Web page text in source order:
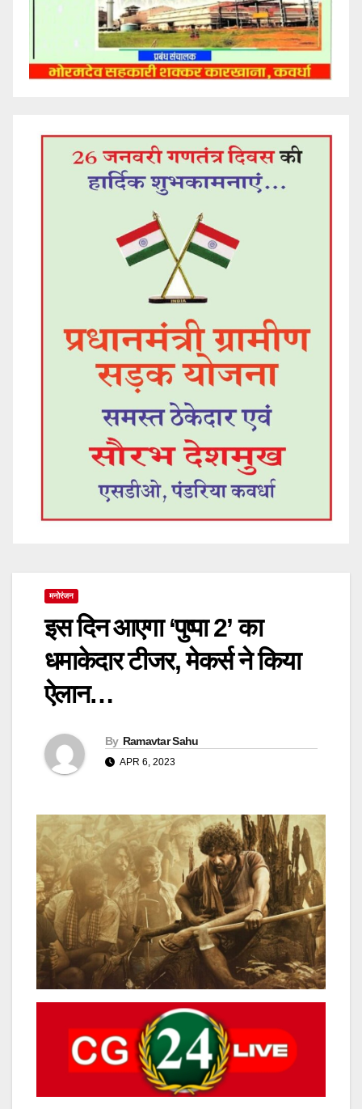
मनोरंजन
इस दिन आएगा ‘पुष्पा 2’ का
धमाकेदार टीजर, मेकर्स ने किया
ऐलान…
By Ramavtar Sahu
APR 6, 2023